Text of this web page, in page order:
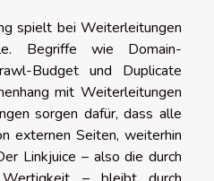
spielt bei Weiterleitungen
Begriffe wie Domain-
Budget und Duplicate
mit Weiterleitungen
sorgen dafür, dass alle
externen Seiten, weiterhin
Linkjuice – also die durch